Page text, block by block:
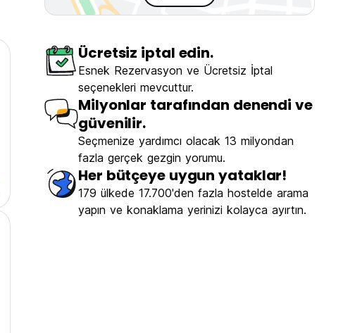
Ücretsiz iptal edin.
Esnek Rezervasyon ve Ücretsiz İptal
seçenekleri mevcuttur.
Milyonlar tarafından denendi ve
güvenilir.
Seçmenize yardımcı olacak 13 milyondan
fazla gerçek gezgin yorumu.
Her bütçeye uygun yataklar!
179 ülkede 17.700'den fazla hostelde arama
yapın ve konaklama yerinizi kolayca ayırtın.